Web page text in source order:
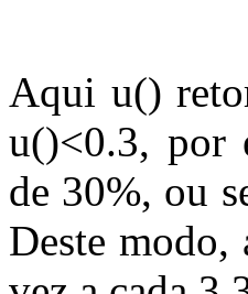
Aqui u()
u()<0.3, por
de 30%, ou
Deste